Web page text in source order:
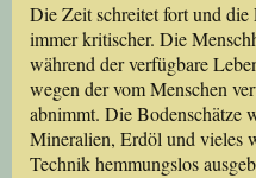
Die Zeit schreitet fort und
immer kritischer. Die
während der verfügbare
wegen der vom Menschen
abnimmt. Die Bodenschätze
Mineralien, Erdöl und vieles
Technik hemmungslos